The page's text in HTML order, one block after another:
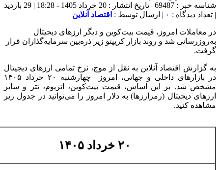
شناسه خبر : 69487 | تاریخ انتشار : 20 خرداد 1405 - 18:28 | 29 بازدید
| تعداد دیدگاه : ۰ | ارسال توسط : اقتصاد آنلاین
در معاملات امروز، قیمت بیت‌کوین و دیگر ارزهای دیجیتال
به‌روزرسانی شد و روند بازار کریپتو زیر ذره‌بین سرمایه‌گذاران قرار
گرفت.
به گزارش اقتصاد آنلاین به نقل از موج، نرخ تمامی ارزهای دیجیتال
در بازارهای داخلی و جهانی، امروز چهارشنبه ۲۰ خرداد ۱۴۰۵
مشخص شد. بر این اساس، قیمت بیت‌کوین، اتریوم، تتر و سایر
ارزهای دیجیتال (رمزارزها) به دلار امروز را می‌توانید در جدول زیر
مشاهده کنید.
۲۰ خرداد ۱۴۰۵